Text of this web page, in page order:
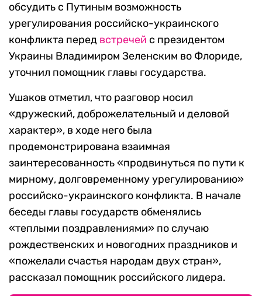
обсудить с Путиным возможность
урегулирования российско-украинского
конфликта перед встречей с президентом
Украины Владимиром Зеленским во Флориде,
уточнил помощник главы государства.
Ушаков отметил, что разговор носил
«дружеский, доброжелательный и деловой
характер», в ходе него была
продемонстрирована взаимная
заинтересованность «продвинуться по пути к
мирному, долговременному урегулированию»
российско-украинского конфликта. В начале
беседы главы государств обменялись
«теплыми поздравлениями» по случаю
рождественских и новогодних праздников и
«пожелали счастья народам двух стран»,
рассказал помощник российского лидера.